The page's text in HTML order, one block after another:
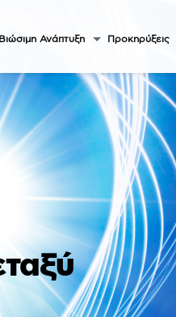
Βιώσιμη Ανάπτυξη Προκηρύξεις